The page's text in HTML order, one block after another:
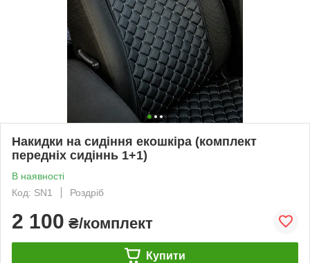
Накидки на сидіння екошкіра (комплект
передніх сидіннь 1+1)
В наявності
Код: SN1
Роздріб
2 100 ₴/комплект
Купити